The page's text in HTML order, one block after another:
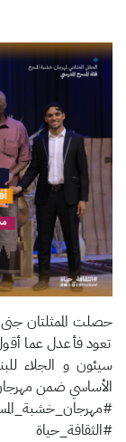
حصلت الممثلتان
سيئون و الجلاء
الأساسي ضمن
#الثقافة_حياة